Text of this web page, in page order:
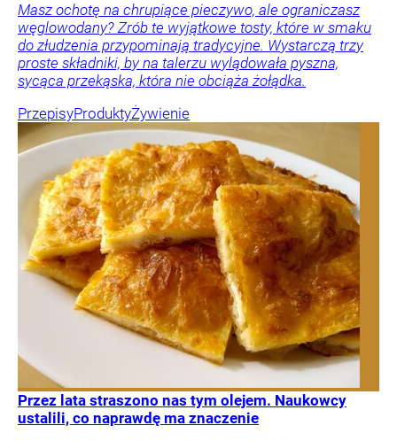
Masz ochotę na chrupiące pieczywo, ale ograniczasz
węglowodany? Zrób te wyjątkowe tosty, które w smaku
do złudzenia przypominają tradycyjne. Wystarczą trzy
proste składniki, by na talerzu wylądowała pyszna,
sycąca przekąska, która nie obciąża żołądka.
PrzepisyProduktyŻywienie
Przez lata straszono nas tym olejem. Naukowcy
ustalili, co naprawdę ma znaczenie